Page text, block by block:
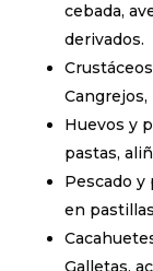
cebada,
derivados.
Cangrejos,
Huevos y
pastas,
Pescado y
en